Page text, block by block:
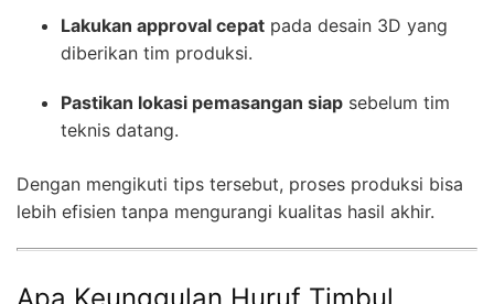
Lakukan approval cepat pada desain 3D yang
diberikan tim produksi.
Pastikan lokasi pemasangan siap sebelum tim
teknis datang.
Dengan mengikuti tips tersebut, proses produksi bisa
lebih efisien tanpa mengurangi kualitas hasil akhir.
Apa Keunggulan Huruf Timbul